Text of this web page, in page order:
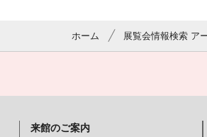
ホーム 展覧会情報検索 ア
来館のご案内